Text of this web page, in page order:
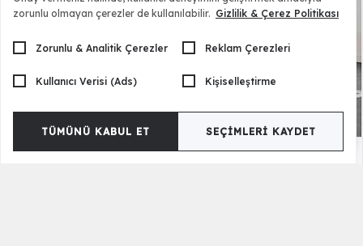
zorunlu olmayan çerezler de kullanılabilir. Gizlilik & Çerez Politikası
Zorunlu & Analitik Çerezler Reklam Çerezleri
Kullanıcı Verisi (Ads) Kişiselleştirme
TÜMÜNÜ KABUL ET SEÇIMLERI KAYDET